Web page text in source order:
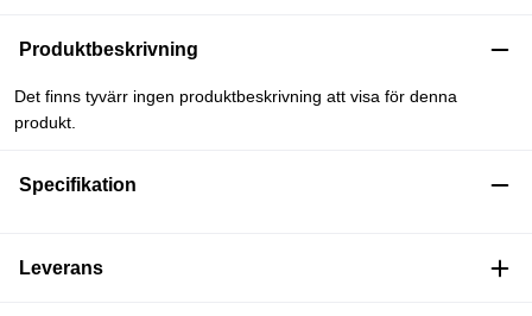
Produktbeskrivning
Det finns tyvärr ingen produktbeskrivning att visa för denna
produkt.
Specifikation
Leverans